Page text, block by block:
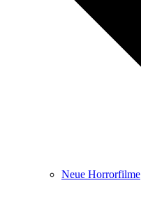
Neue Horrorfilme